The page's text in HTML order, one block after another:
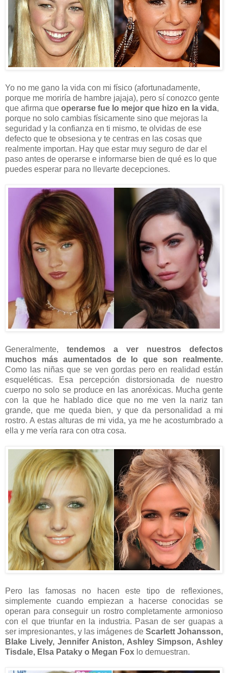
Yo no me gano la vida con mi físico (afortunadamente,
porque me moriría de hambre jajaja), pero sí conozco gente
que afirma que operarse fue lo mejor que hizo en la vida,
porque no solo cambias físicamente sino que mejoras la
seguridad y la confianza en ti mismo, te olvidas de ese
defecto que te obsesiona y te centras en las cosas que
realmente importan. Hay que estar muy seguro de dar el
paso antes de operarse e informarse bien de qué es lo que
puedes esperar para no llevarte decepciones.
Generalmente, tendemos a ver nuestros defectos
muchos más aumentados de lo que son realmente.
Como las niñas que se ven gordas pero en realidad están
esqueléticas. Esa percepción distorsionada de nuestro
cuerpo no solo se produce en las anoréxicas. Mucha gente
con la que he hablado dice que no me ven la nariz tan
grande, que me queda bien, y que da personalidad a mi
rostro. A estas alturas de mi vida, ya me he acostumbrado a
ella y me vería rara con otra cosa.
Pero las famosas no hacen este tipo de reflexiones,
simplemente cuando empiezan a hacerse conocidas se
operan para conseguir un rostro completamente armonioso
con el que triunfar en la industria. Pasan de ser guapas a
ser impresionantes, y las imágenes de Scarlett Johansson,
Blake Lively, Jennifer Aniston, Ashley Simpson, Ashley
Tisdale, Elsa Pataky o Megan Fox lo demuestran.